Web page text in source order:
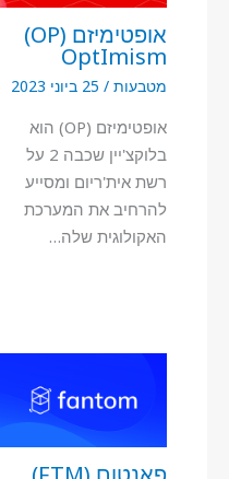
אופטימיזם (OP)
OptImism
מטבעות / 25 ביוני 2023
אופטימיזם (OP) הוא
בלוקצ'יין שכבה 2 על
רשת אית'ריום ומסייע
להרחיב את המערכת
האקולוגית שלה…